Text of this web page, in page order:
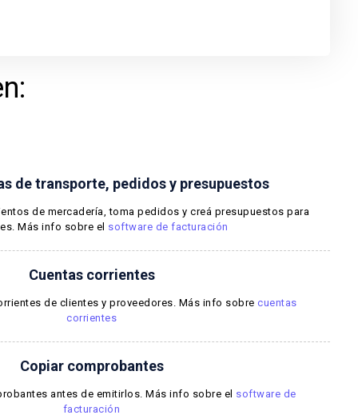
de transporte, pedidos y presupuestos
de mercadería, toma pedidos y creá presupuestos para
Más info sobre el software de facturación
Cuentas corrientes
de clientes y proveedores. Más info sobrecuentas
corrientes
Copiar comprobantes
antes de emitirlos. Más info sobre el software de
facturación